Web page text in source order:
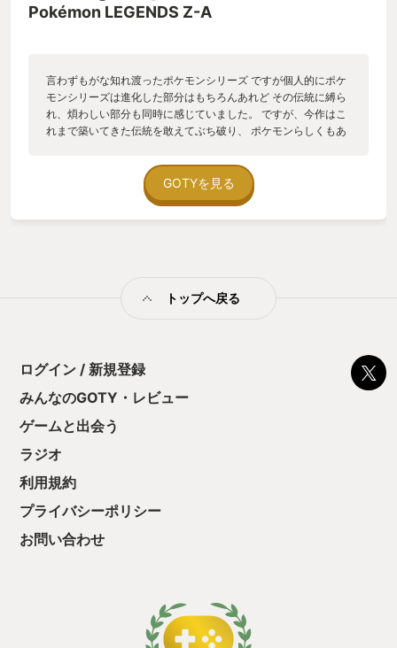
Pokémon LEGENDS Z-A
言わずもがな知れ渡ったポケモンシリーズ ですが個人的にポケ
モンシリーズは進化した部分はもちろんあれど その伝統に縛ら
れ、煩わしい部分も同時に感じていました。 ですが、今作はこ
れまで築いてきた伝統を敢えてぶち破り、 ポケモンらしくもあ
した作品です。 ポケモンレジェンズZ-Aは、ミアレシティとい
う街を舞台にポケモンと共に街のてっぺんを目指すゲームで 今
作はこれまでのターン制を廃止し、 リアルタイムに展開され、
技はクールダウン制で発動自体は何度でも可能に 技を指示して
と思いきや ポケモン自体の体の大きさが攻撃判定、受け判定に
異例の事態にまで わざのタイプこそあるものの、これまでの常
識が大きく変わる作品として生まれ変わっています。 ポケモン
バトルは目と目が合ったらバトル…ではなく 目が合わなくても
おっ始められる不意打ち上等バトルロワイヤル 夜のミアレシテ
健在 と聞くと完全に別物、ポケモンのような何かのような印象
を描くことにも成功しています 舞台となるミアレシティには野
生のポケモンが生息するワイルドゾーンが存在し、各地に点在
しています 臆病なポケモンはコチラが気づくよりも先に逃げら
を見ると挨拶してくれたりなど、 人とポケモンが共存したら発
生するであろう良い点悪い点も描かれており、 文字通り観光が
非常に面白い作りで、オープンワールドな作りに非常にマッチ
GOTYを見る
トップへ戻る
ログイン / 新規登録
みんなのGOTY・レビュー
ゲームと出会う
ラジオ
利用規約
プライバシーポリシー
お問い合わせ